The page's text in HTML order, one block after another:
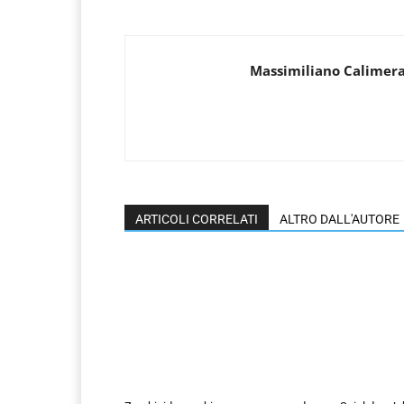
Massimiliano Calimera
ARTICOLI CORRELATI ALTRO DALL'AUTORE